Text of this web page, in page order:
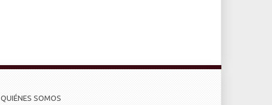
QUIÉNES SOMOS